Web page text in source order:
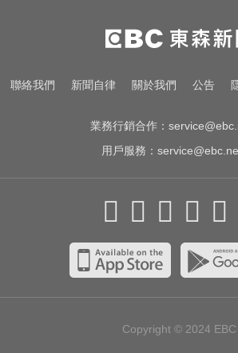
小24歲女友背景遭起底！姜厚
點聲明「駁小三傳聞」：你在
快訊／國2油罐車撞休旅「打
聯絡我們 新聞自律 關於我們 公告
業務行銷合作：
用戶服務：
Copyright © 2024 EBC